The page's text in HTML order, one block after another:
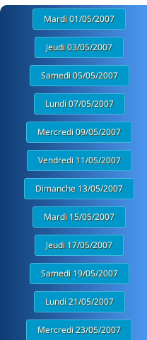
Mardi 01/05/2007
Jeudi 03/05/2007
Samedi 05/05/2007
Lundi 07/05/2007
Mercredi 09/05/2007
Vendredi 11/05/2007
Dimanche 13/05/2007
Mardi 15/05/2007
Jeudi 17/05/2007
Samedi 19/05/2007
Lundi 21/05/2007
Mercredi 23/05/2007